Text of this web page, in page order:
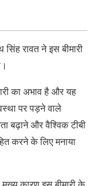
रावत ने इस बीमारी
का अभाव है और यह
पर पड़ने वाले
बढ़ाने और वैश्विक टीबी
करने के लिए मनाया